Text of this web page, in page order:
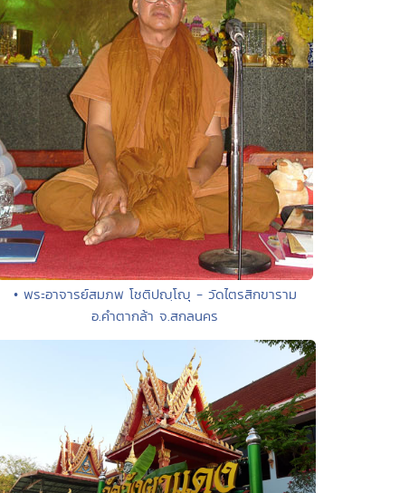
• พระอาจารย์สมภพ โชติปญฺโญุ - วัดไตรสิกขาราม
อ.คำตากล้า จ.สกลนคร